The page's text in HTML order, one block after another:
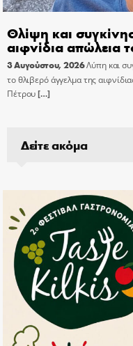
Θλίψη και
αιφνίδια απώλεια
3 Αυγούστου, 2026Λύπη και
το θλιβερό άγγελμα της
Πέτρου[…]
Δείτε ακόμα